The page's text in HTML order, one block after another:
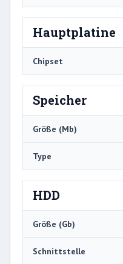
Hauptplatine
Chipset
Speicher
Größe (Mb)
Type
HDD
Größe (Gb)
Schnittstelle